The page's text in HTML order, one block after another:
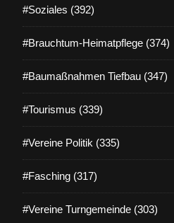
#Soziales (392)
#Brauchtum-Heimatpflege (374)
#Baumaßnahmen Tiefbau (347)
#Tourismus (339)
#Vereine Politik (335)
#Fasching (317)
#Vereine Turngemeinde (303)